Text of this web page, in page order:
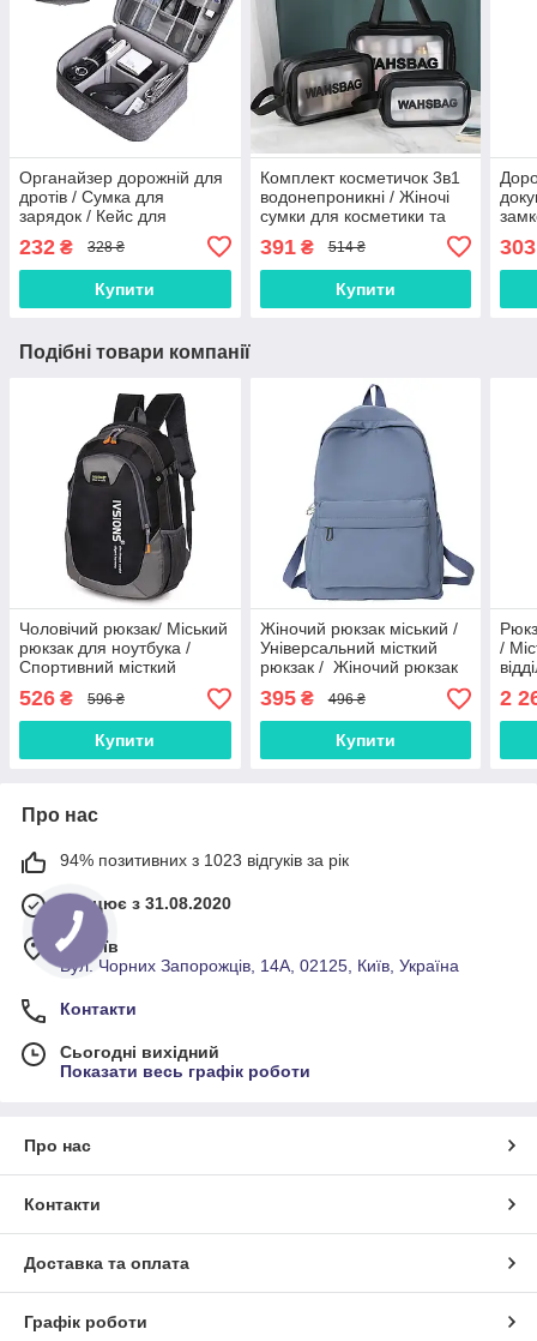
Органайзер дорожній для
дротів / Сумка для
зарядок / Кейс для
Сумка органайзер
232 ₴ 328 ₴
Купити
Комплект косметичок 3в1
водонепроникні / Жіночі
сумки для косметики та
косметичок
391₴ 514 ₴
Купити
303
Подібні товари компанії
Чоловічий рюкзак/ Міський
рюкзак для ноутбука /
Спортивний місткий
526 ₴ 596 ₴
Купити
Жіночий рюкзак міський /
Універсальний місткий
рюкзак / Жіночий рюкзак
на кожен день Блакитний
395₴ 496 ₴
Купити
/
2
Про нас
94% позитивних з 1023 відгуків за рік
Працює з 31.08.2020
м. Київ
Вул. Чорних Запорожців, 14А, 02125, Київ, Україна
Контакти
Сьогодні вихідний
Показати весь графік роботи
Про нас
Контакти
Доставка та оплата
Графік роботи